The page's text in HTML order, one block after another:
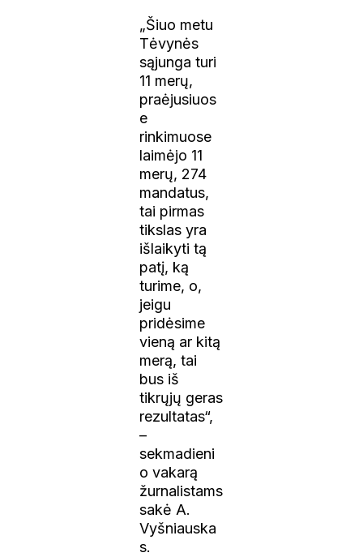
„Šiuo metu
Tėvynės
sąjunga turi
11 merų,
praėjusiuos
e
rinkimuose
laimėjo 11
merų, 274
mandatus,
tai pirmas
tikslas yra
išlaikyti tą
patį, ką
turime, o,
jeigu
pridėsime
vieną ar kitą
merą, tai
bus iš
tikrųjų geras
rezultatas“,
–
sekmadieni
o vakarą
žurnalistams
sakė A.
Vyšniauska
s.